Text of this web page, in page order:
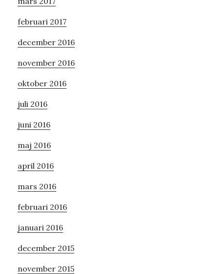
februari 2017
december 2016
november 2016
oktober 2016
juli 2016
juni 2016
maj 2016
april 2016
mars 2016
februari 2016
januari 2016
december 2015
november 2015